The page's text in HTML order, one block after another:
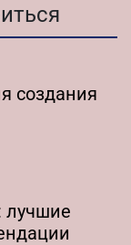
создания
лучшие